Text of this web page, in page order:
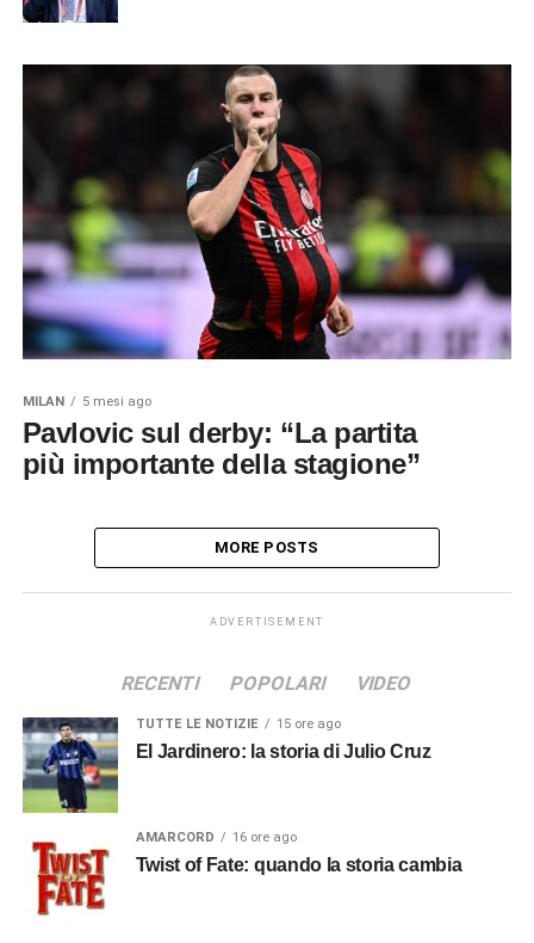
MILAN 5 mesi ago
Pavlovic sul derby: “La partita
più importante della stagione”
MORE POSTS
ADVERTISEMENT
RECENTI POPOLARI VIDEO
TUTTE LE NOTIZIE 15 ore ago
El Jardinero: la storia di Julio Cruz
AMARCORD 16 ore ago
Twist of Fate: quando la storia cambia